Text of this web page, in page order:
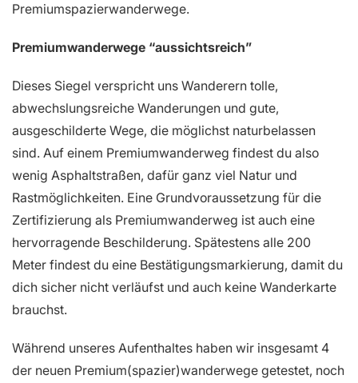
Premiumspazierwanderwege.
Premiumwanderwege “aussichtsreich”
Dieses Siegel verspricht uns Wanderern tolle,
abwechslungsreiche Wanderungen und gute,
ausgeschilderte Wege, die möglichst naturbelassen
sind. Auf einem Premiumwanderweg findest du also
wenig Asphaltstraßen, dafür ganz viel Natur und
Rastmöglichkeiten. Eine Grundvoraussetzung für die
Zertifizierung als Premiumwanderweg ist auch eine
hervorragende Beschilderung. Spätestens alle 200
Meter findest du eine Bestätigungsmarkierung, damit du
dich sicher nicht verläufst und auch keine Wanderkarte
brauchst.
Während unseres Aufenthaltes haben wir insgesamt 4
der neuen Premium(spazier)wanderwege getestet, noch